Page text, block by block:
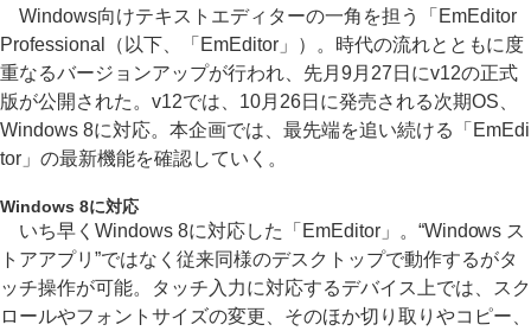
Windows向けテキストエディターの一角を担う「EmEditor
Professional（以下、「EmEditor」）。時代の流れとともに度
重なるバージョンアップが行われ、先月9月27日にv12の正式
版が公開された。v12では、10月26日に発売される次期OS、
Windows 8に対応。本企画では、最先端を追い続ける「EmEdi
tor」の最新機能を確認していく。
Windows 8に対応
いち早くWindows 8に対応した「EmEditor」。“Windows ス
トアアプリ”ではなく従来同様のデスクトップで動作するがタ
ッチ操作が可能。タッチ入力に対応するデバイス上では、スク
ロールやフォントサイズの変更、そのほか切り取りやコピー、